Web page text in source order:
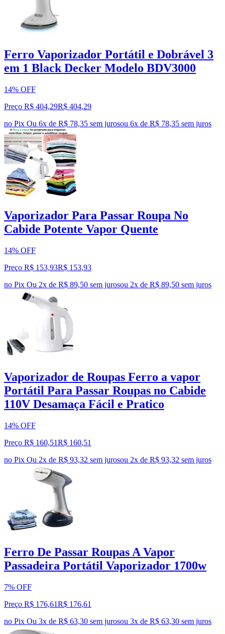
Ferro Vaporizador Portátil e Dobrável 3
em 1 Black Decker Modelo BDV3000
14% OFF
Preço R$ 404,29R$ 404,29
no Pix Ou 6x de R$ 78,35 sem jurosou 6x de R$ 78,35 sem juros
Vaporizador Para Passar Roupa No
Cabide Potente Vapor Quente
14% OFF
Preço R$ 153,93R$ 153,93
no Pix Ou 2x de R$ 89,50 sem jurosou 2x de R$ 89,50 sem juros
Vaporizador de Roupas Ferro a vapor
Portátil Para Passar Roupas no Cabide
110V Desamaça Fácil e Pratico
14% OFF
Preço R$ 160,51R$ 160,51
no Pix Ou 2x de R$ 93,32 sem jurosou 2x de R$ 93,32 sem juros
Ferro De Passar Roupas A Vapor
Passadeira Portátil Vaporizador 1700w
7% OFF
Preço R$ 176,61R$ 176,61
no Pix Ou 3x de R$ 63,30 sem jurosou 3x de R$ 63,30 sem juros